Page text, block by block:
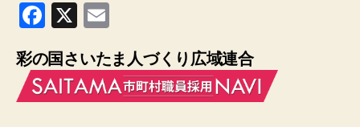
F
c
e
X
ail
彩の国さいたま人づくり広域連合